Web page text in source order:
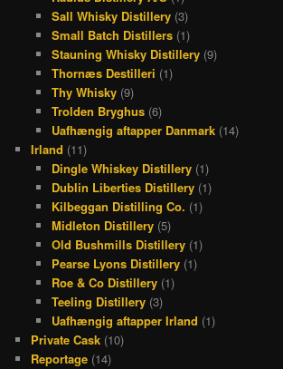
Sall Whisky Distillery(3)
Small Batch Distillers(1)
Stauning Whisky Distillery(9)
Thornæs Destilleri (1)
Thy Whisky(9)
Trolden Bryghus(6)
Uafhængig aftapper Danmark(14)
Irland (11)
Dingle Whiskey Distillery(1)
Dublin Liberties Distillery(1)
Kilbeggan Distilling Co. (1)
Midleton Distillery(5)
Old Bushmills Distillery(1)
Pearse Lyons Distillery(1)
Roe & Co Distillery(1)
Teeling Distillery(3)
Uafhængig aftapper Irland (1)
Private Cask (10)
Reportage (14)